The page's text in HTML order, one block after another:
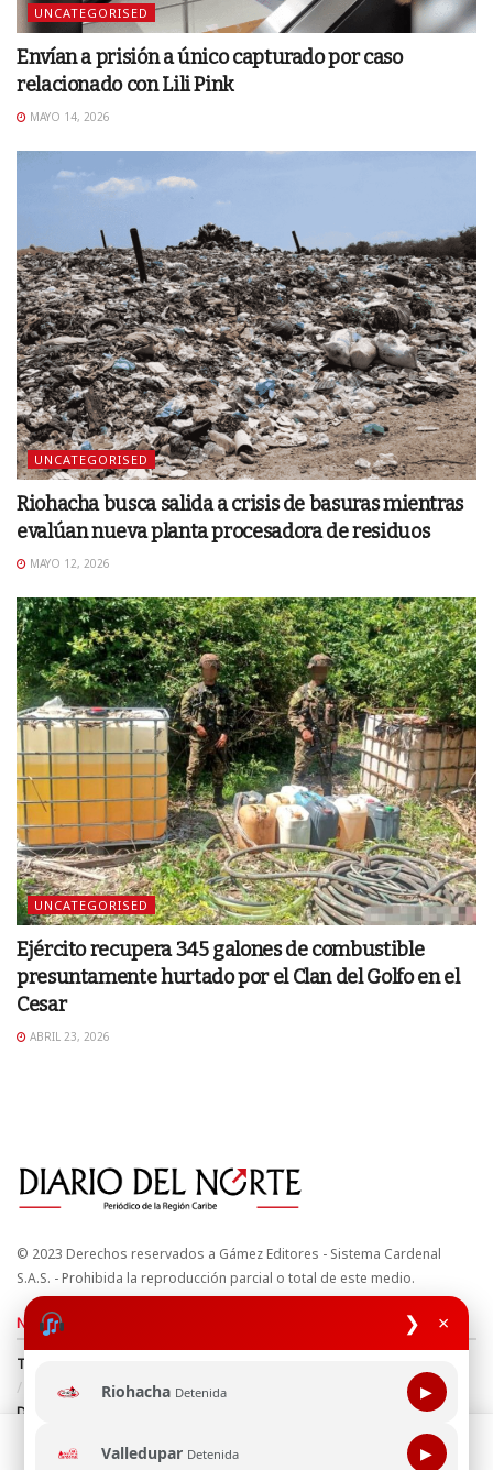
❯ ×
Riohacha Detenida ▶
Valledupar Detenida ▶
UNCATEGORISED
Envían a prisión a único capturado por caso
relacionado con Lili Pink
MAYO 14, 2026
UNCATEGORISED
Riohacha busca salida a crisis de basuras mientras
evalúan nueva planta procesadora de residuos
MAYO 12, 2026
UNCATEGORISED
Ejército recupera 345 galones de combustible
presuntamente hurtado por el Clan del Golfo en el
Cesar
ABRIL 23, 2026
© 2023 Derechos reservados a Gámez Editores - Sistema Cardenal
S.A.S. - Prohibida la reproducción parcial o total de este medio.
Nuestros sitios
Términos y Condiciones
Política de uso de cookies
Política de Tratamiento de Datos
Directrices Editoriales
Esta página web usa cookie para mejorar tu experiencia de
navegación, al continuar aceptas nuestra política de uso de